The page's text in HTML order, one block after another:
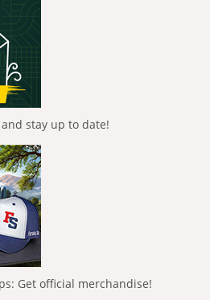
stay up to date!
Get official merchandise!